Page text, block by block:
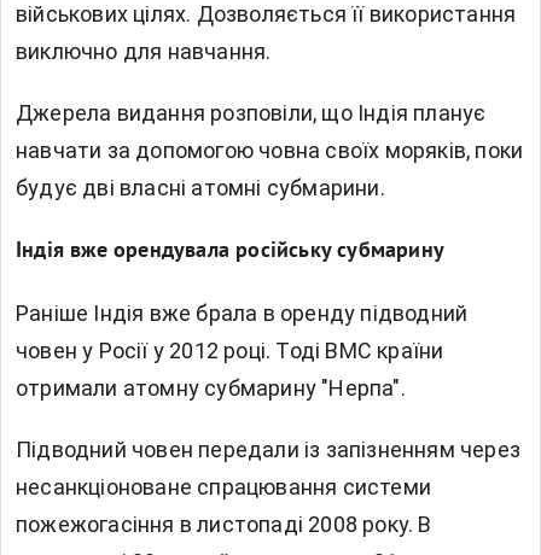
військових цілях. Дозволяється її використання
виключно для навчання.
Джерела видання розповіли, що Індія планує
навчати за допомогою човна своїх моряків, поки
будує дві власні атомні субмарини.
Індія вже орендувала російську субмарину
Раніше Індія вже брала в оренду підводний
човен у Росії у 2012 році. Тоді ВМС країни
отримали атомну субмарину "Нерпа".
Підводний човен передали із запізненням через
несанкціоноване спрацювання системи
пожежогасіння в листопаді 2008 року. В